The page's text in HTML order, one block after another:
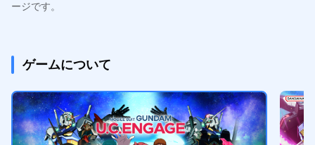
ージです。
ゲームについて